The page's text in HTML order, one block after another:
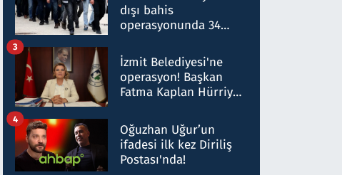
dışı bahis
operasyonunda 34
Milyar liralık para
trafiği tespit edildi
İzmit Belediyesi'ne
operasyon! Başkan
Fatma Kaplan Hürriyet
3
Oğuzhan Uğur’un
ifadesi ilk kez Diriliş
Postası'nda!
4